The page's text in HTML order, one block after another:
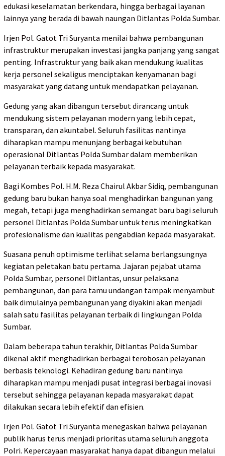
edukasi keselamatan berkendara, hingga berbagai layanan
lainnya yang berada di bawah naungan Ditlantas Polda Sumbar.
Irjen Pol. Gatot Tri Suryanta menilai bahwa pembangunan
infrastruktur merupakan investasi jangka panjang yang sangat
penting. Infrastruktur yang baik akan mendukung kualitas
kerja personel sekaligus menciptakan kenyamanan bagi
masyarakat yang datang untuk mendapatkan pelayanan.
Gedung yang akan dibangun tersebut dirancang untuk
mendukung sistem pelayanan modern yang lebih cepat,
transparan, dan akuntabel. Seluruh fasilitas nantinya
diharapkan mampu menunjang berbagai kebutuhan
operasional Ditlantas Polda Sumbar dalam memberikan
pelayanan terbaik kepada masyarakat.
Bagi Kombes Pol. H.M. Reza Chairul Akbar Sidiq, pembangunan
gedung baru bukan hanya soal menghadirkan bangunan yang
megah, tetapi juga menghadirkan semangat baru bagi seluruh
personel Ditlantas Polda Sumbar untuk terus meningkatkan
profesionalisme dan kualitas pengabdian kepada masyarakat.
Suasana penuh optimisme terlihat selama berlangsungnya
kegiatan peletakan batu pertama. Jajaran pejabat utama
Polda Sumbar, personel Ditlantas, unsur pelaksana
pembangunan, dan para tamu undangan tampak menyambut
baik dimulainya pembangunan yang diyakini akan menjadi
salah satu fasilitas pelayanan terbaik di lingkungan Polda
Sumbar.
Dalam beberapa tahun terakhir, Ditlantas Polda Sumbar
dikenal aktif menghadirkan berbagai terobosan pelayanan
berbasis teknologi. Kehadiran gedung baru nantinya
diharapkan mampu menjadi pusat integrasi berbagai inovasi
tersebut sehingga pelayanan kepada masyarakat dapat
dilakukan secara lebih efektif dan efisien.
Irjen Pol. Gatot Tri Suryanta menegaskan bahwa pelayanan
publik harus terus menjadi prioritas utama seluruh anggota
Polri. Kepercayaan masyarakat hanya dapat dibangun melalui